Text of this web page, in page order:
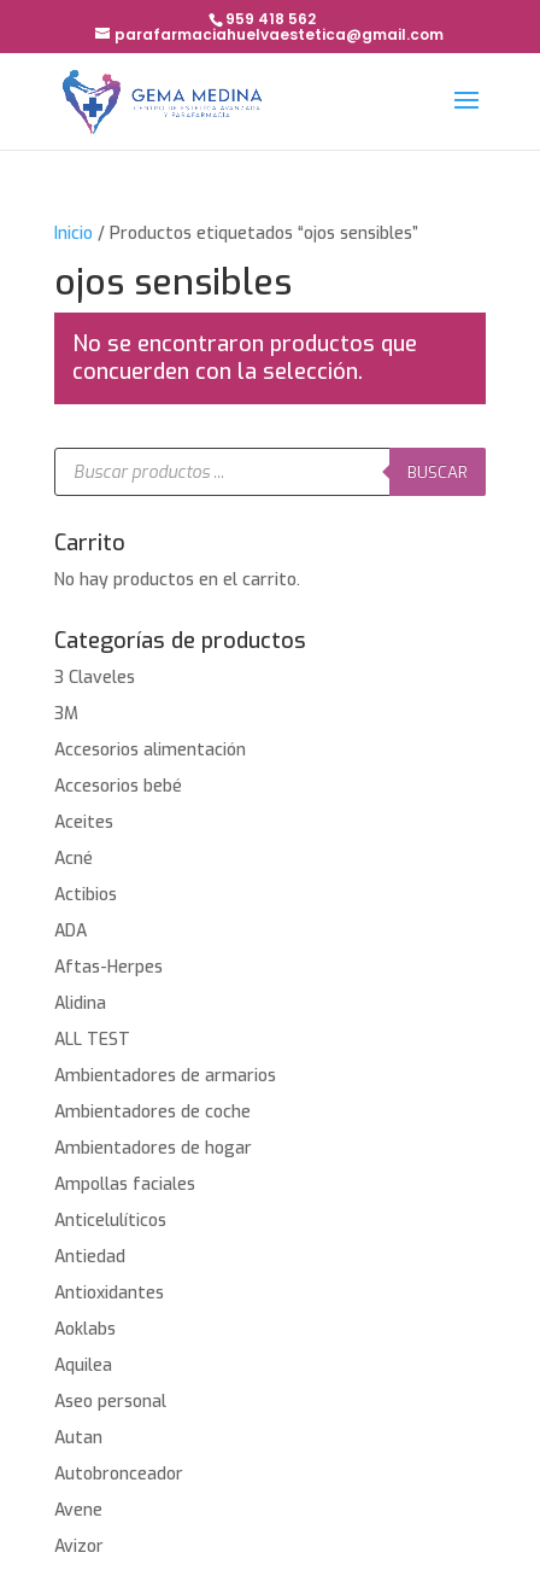
959 418 562
parafarmaciahuelvaestetica@gmail.com
Inicio / Productos etiquetados “ojos sensibles”
ojos sensibles
No se encontraron productos que
concuerden con la selección.
Búsqueda
productos
BUSCAR
Carrito
No hay productos en el carrito.
Categorías de productos
3 Claveles
3M
Accesorios alimentación
Accesorios bebé
Aceites
Acné
Actibios
ADA
Aftas-Herpes
Alidina
ALL TEST
Ambientadores de armarios
Ambientadores de coche
Ambientadores de hogar
Ampollas faciales
Anticelulíticos
Antiedad
Antioxidantes
Aoklabs
Aquilea
Aseo personal
Autan
Autobronceador
Avene
Avizor